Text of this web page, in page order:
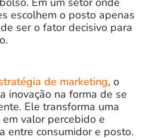
escolhem o posto apenas
ser o fator decisivo para
de marketing, o
inovação na forma de se
Ele transforma uma
valor percebido e
entre consumidor e posto.